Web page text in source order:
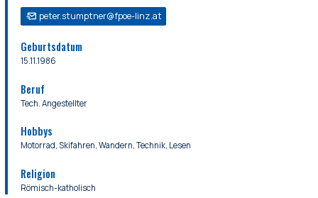
peter.stumptner@fpoe-linz.at
Geburtsdatum
15.11.1986
Beruf
Tech. Angestellter
Hobbys
Motorrad, Skifahren, Wandern, Technik, Lesen
Religion
Römisch-katholisch